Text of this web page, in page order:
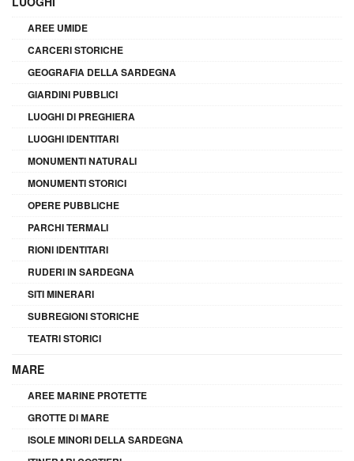
AREE UMIDE
CARCERI STORICHE
GEOGRAFIA DELLA SARDEGNA
GIARDINI PUBBLICI
LUOGHI DI PREGHIERA
LUOGHI IDENTITARI
MONUMENTI NATURALI
MONUMENTI STORICI
OPERE PUBBLICHE
PARCHI TERMALI
RIONI IDENTITARI
RUDERI IN SARDEGNA
SITI MINERARI
SUBREGIONI STORICHE
TEATRI STORICI
MARE
AREE MARINE PROTETTE
GROTTE DI MARE
ISOLE MINORI DELLA SARDEGNA